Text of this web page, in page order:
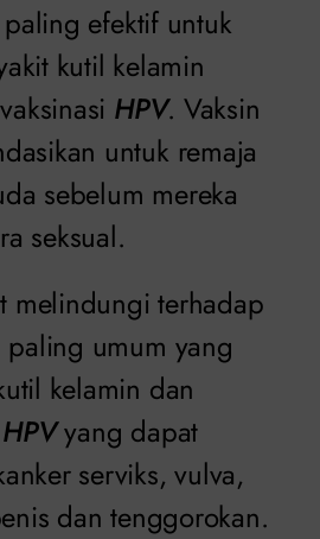
efektif untuk
kutil kelamin
HPV. Vaksin
untuk remaja
sebelum mereka
seksual.
melindungi terhadap
umum yang
kelamin dan
HPVyang dapat
serviks, vulva,
dan tenggorokan.